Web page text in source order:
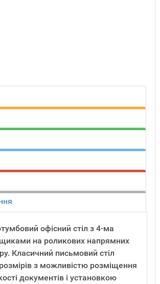
офісний стіл з 4-ма
на роликових напрямних
Класичний письмовий стіл
з можливістю розміщення
документів і установкою